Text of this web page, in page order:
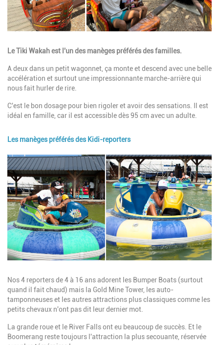
Description
Le Tiki Wakah est l'un des manèges préférés des familles.
A deux dans un petit wagonnet, ça monte et descend avec une belle
accélération et surtout une impressionnante marche-arrière qui
nous fait hurler de rire.
C'est le bon dosage pour bien rigoler et avoir des sensations. Il est
idéal en famille, car il est accessible dès 95 cm avec un adulte.
Les manèges préférés des Kidi-reporters
Image
Description
Nos 4 reporters de 4 à 16 ans adorent les Bumper Boats (surtout
quand il fait chaud) mais la Gold Mine Tower, les auto-
tamponneuses et les autres attractions plus classiques comme les
petits chevaux n'ont pas dit leur dernier mot.
La grande roue et le River Falls ont eu beaucoup de succès. Et le
Boomerang reste toujours l'attraction la plus secouante, réservée